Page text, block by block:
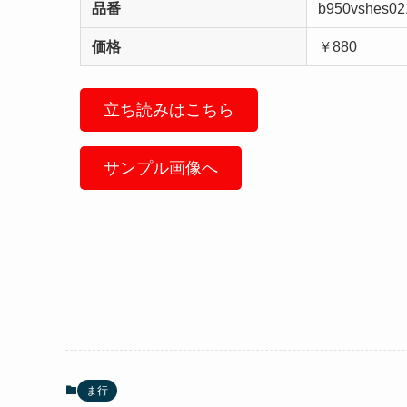
品番
価格 ￥880
立ち読みはこちら
サンプル画像へ
ま行